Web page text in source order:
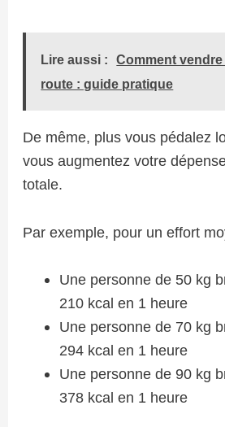
Lire aussi :
Comment
route : guide pratique
De même, plus vous pédalez
vous augmentez votre
totale.
Par exemple, pour un effort
Une personne de 50 kg
210 kcal en 1 heure
Une personne de 70 kg
294 kcal en 1 heure
Une personne de 90 kg
378 kcal en 1 heure